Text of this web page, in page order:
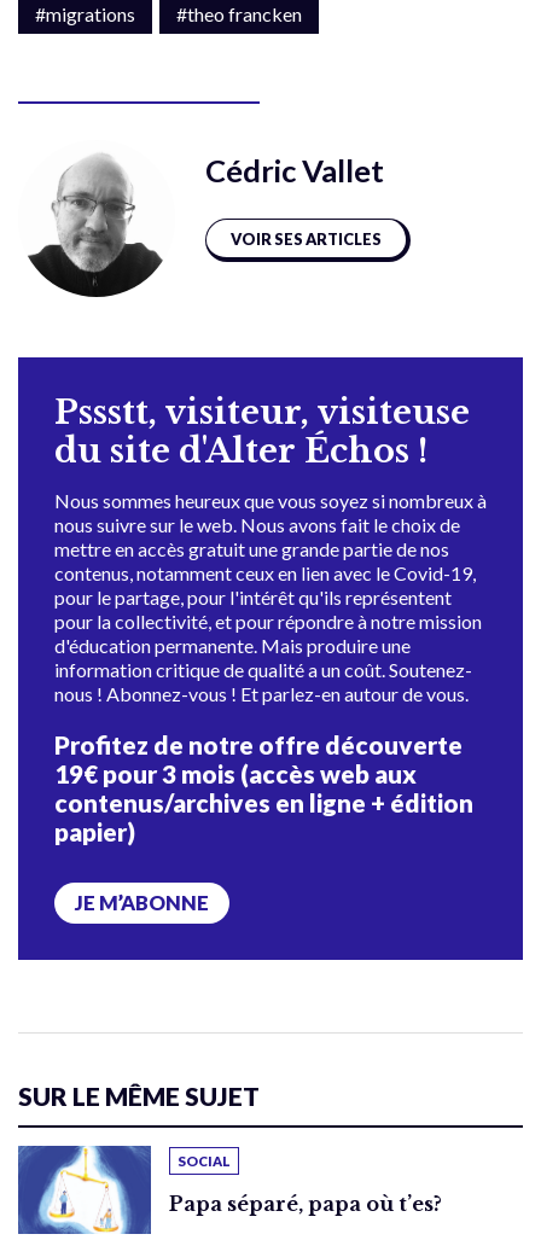
#migrations
#theo francken
Cédric Vallet
VOIR SES ARTICLES
Pssstt, visiteur, visiteuse
du site d'Alter Échos !
Nous sommes heureux que vous soyez si nombreux à
nous suivre sur le web. Nous avons fait le choix de
mettre en accès gratuit une grande partie de nos
contenus, notamment ceux en lien avec le Covid-19,
pour le partage, pour l'intérêt qu'ils représentent
pour la collectivité, et pour répondre à notre mission
d'éducation permanente. Mais produire une
information critique de qualité a un coût. Soutenez-
nous ! Abonnez-vous ! Et parlez-en autour de vous.
Profitez de notre offre découverte
19€ pour 3 mois (accès web aux
contenus/archives en ligne + édition
papier)
JE M’ABONNE
SUR LE MÊME SUJET
SOCIAL
Papa séparé, papa où t’es?